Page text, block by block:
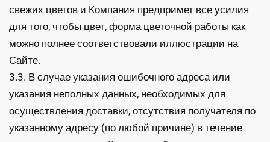
свежих цветов и Компания предпримет все усилия
для того, чтобы цвет, форма цветочной работы как
можно полнее соответствовали иллюстрации на
Сайте.
3.3. В случае указания ошибочного адреса или
указания неполных данных, необходимых для
осуществления доставки, отсутствия получателя по
указанному адресу (по любой причине) в течение